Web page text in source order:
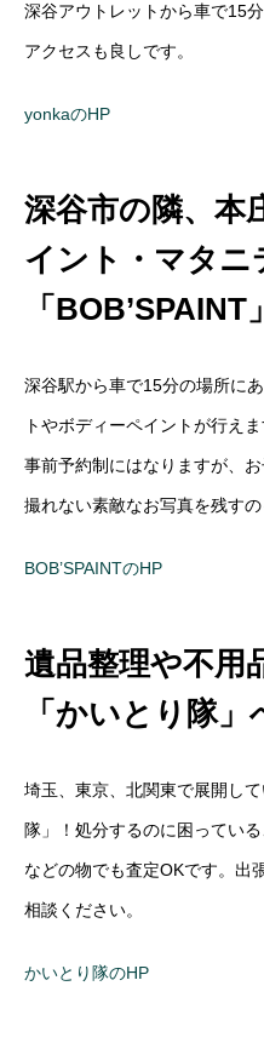
深谷アウトレットから車で15
アクセスも良しです。
yonkaのHP
深谷市の隣、本
イント・マタニ
「BOB’SPAINT」
深谷駅から車で15分の場所に
トやボディーペイントが行えま
事前予約制にはなりますが、
撮れない素敵なお写真を残すの
BOB’SPAINTのHP
遺品整理や不用
「かいとり隊」
埼玉、東京、北関東で展開し
隊」！処分するのに困ってい
などの物でも査定OKです。出
相談ください。
かいとり隊のHP